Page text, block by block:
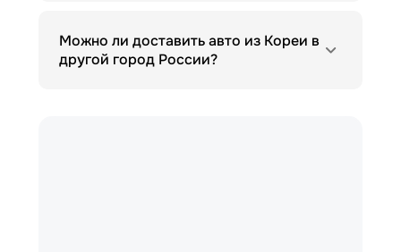
Можно ли доставить авто из Кореи в
другой город России?